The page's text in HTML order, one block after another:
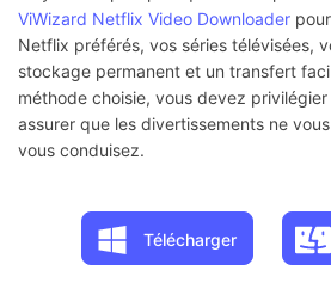
ViWizard Netflix Video Downloader
Netflix préférés, vos séries télévisées,
stockage permanent et un transfert
méthode choisie, vous devez
assurer que les divertissements ne
vous conduisez.
Télécharger